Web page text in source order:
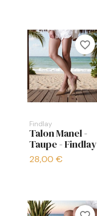
Findlay
Talon Manel -
Taupe - Findlay
28,00 €
favorite_border